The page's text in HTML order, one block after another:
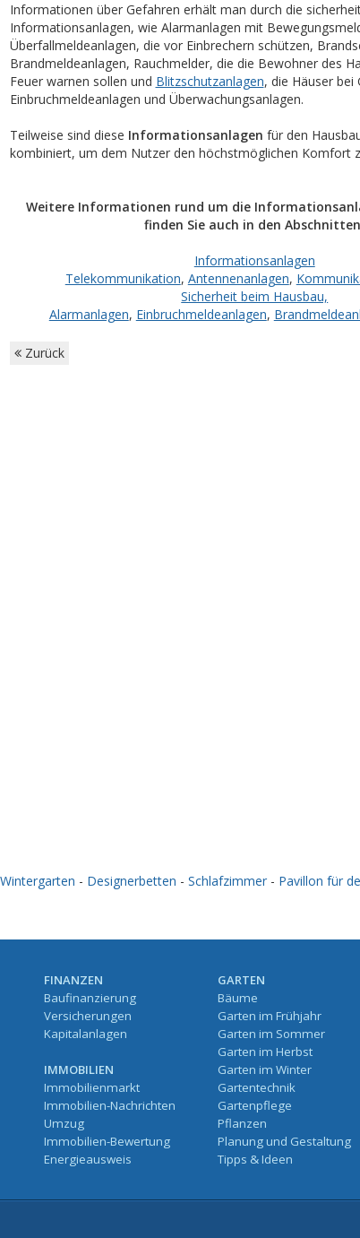
Informationen über Gefahren erhält man durch die
Informationsanlagen, wie Alarmanlagen mit
Überfallmeldeanlagen, die vor Einbrechern schützen,
Brandmeldeanlagen, Rauchmelder, die die Bewohner des
Feuer warnen sollen und Blitzschutzanlagen, die Häuser
Einbruchmeldeanlagen und Überwachungsanlagen.
Teilweise sind diese Informationsanlagen für den
kombiniert, um dem Nutzer den höchstmöglichen Komfort
Weitere Informationen rund um die
finden Sie auch in den
Informationsanlagen
Telekommunikation, Antennenanlagen,
Sicherheit beim Hausbau,
Alarmanlagen, Einbruchmeldeanlagen,
Zurück
Wintergarten - Designerbetten - Schlafzimmer - Pavillon für
FINANZEN
Baufinanzierung
Versicherungen
Kapitalanlagen
IMMOBILIEN
Immobilienmarkt
Immobilien-Nachrichten
Umzug
Immobilien-Bewertung
Energieausweis
GARTEN
Bäume
Garten im Frühjahr
Garten im Sommer
Garten im Herbst
Garten im Winter
Gartentechnik
Gartenpflege
Pflanzen
Planung und Gestaltung
Tipps & Ideen